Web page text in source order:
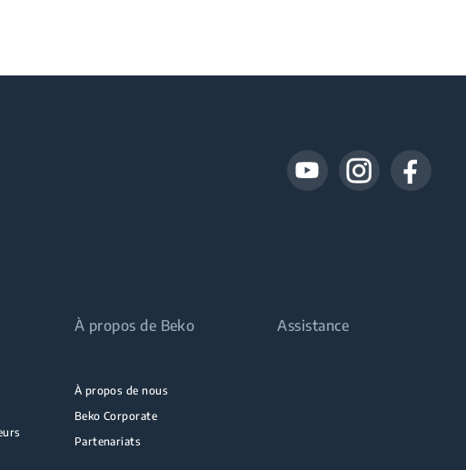
À propos de Beko
À propos de nous
Beko Corporate
Partenariats
Assistance